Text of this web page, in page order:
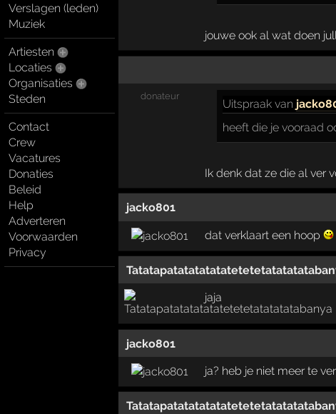
Verslagen (leden)
Muziek
Artiesten
Locaties
Organisaties
Steden
Contact
Crew
Vacatures
Donaties
Beleid
Help
Adverteren
Voorwaarden
Privacy
jouwe ook al wat doen
donateur
Uitspraakvan
heeft die je vooraad
Ik denk dat ze die al ver
jacko801
dat verklaart een hoop
jaja
jacko801
ja? heb je niet meer te